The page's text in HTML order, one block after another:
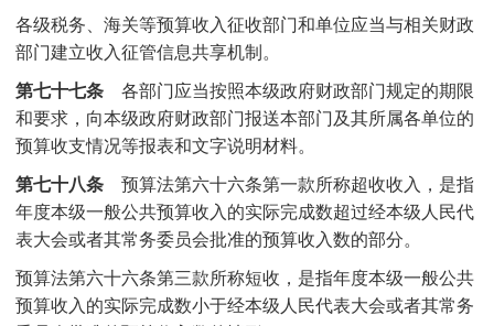
各级税务、海关等预算收入征收部门和单位应当与相关财政
部门建立收入征管信息共享机制。
第七十七条各部门应当按照本级政府财政部门规定的期限
和要求，向本级政府财政部门报送本部门及其所属各单位的
预算收支情况等报表和文字说明材料。
第七十八条预算法第六十六条第一款所称超收收入，是指
年度本级一般公共预算收入的实际完成数超过经本级人民代
表大会或者其常务委员会批准的预算收入数的部分。
预算法第六十六条第三款所称短收，是指年度本级一般公共
预算收入的实际完成数小于经本级人民代表大会或者其常务